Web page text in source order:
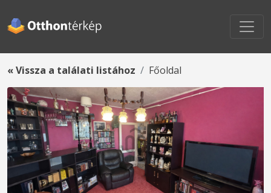
« Vissza a találati listához Főoldal